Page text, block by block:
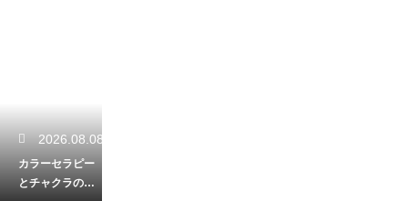
2026.08.08
カラーセラピー
とチャクラの関